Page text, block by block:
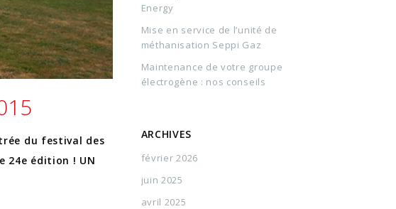
du festival des
24e édition ! UN
Energy
Mise en service de l’unité de
méthanisation Seppi Gaz
Maintenance de votre groupe
électrogène : nos conseils
ARCHIVES
février 2026
juin 2025
avril 2025